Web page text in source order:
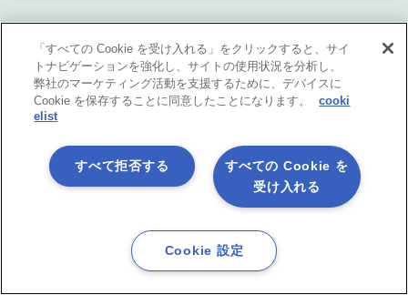
パートナー
パートナー情報 パートナープログラム
パートナー制度へのお問合せ
サポート
「すべての Cookie を受け入れる」をクリックすると、サイ
トナビゲーションを強化し、サイトの使用状況を分析し、
弊社のマーケティング活動を支援するために、デバイスに
Cookie を保存することに同意したことになります。
cooki
elist
すべての Cookie を
受け入れる
すべて拒否する
Cookie 設定